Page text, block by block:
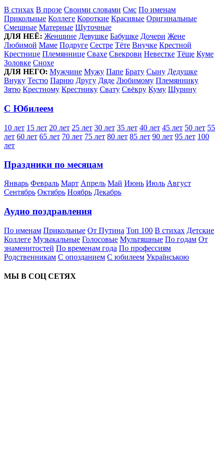
В стихах В прозе Своими словами Смс По именам
Прикольные Коллеге Короткие Красивые Оригинальные
Смешные Матерные Шуточные
ДЛЯ НЕЁ: Женщине Девушке Бабушке Дочери Жене
Любимой Маме Подруге Сестре Тёте Внучке Крестной
Крестнице Племяннице Свахе Свекрови Невестке Тёще Куме
Золовке Снохе
ДЛЯ НЕГО: Мужчине Мужу Папе Брату Сыну Дедушке
Внуку Тестю Парню Другу Дяде Любимому Племяннику
Зятю Крестному Крестнику Свату Свёкру Куму Шурину
С Юбилеем
10 лет 15 лет 20 лет 25 лет 30 лет 35 лет 40 лет 45 лет 50 лет 55
лет 60 лет 65 лет 70 лет 75 лет 80 лет 85 лет 90 лет 95 лет 100
лет
Праздники по месяцам
Январь Февраль Март Апрель Май Июнь Июль Август
Сентябрь Октябрь Ноябрь Декабрь
Аудио поздравления
По именам Прикольные От Путина Топ 100 В стихах Детские
Коллеге Музыкальные Голосовые Мультяшные По годам От
знаменитостей По временам года По профессиям
Родственникам С опозданием С юбилеем Українською
МЫ В СОЦ СЕТЯХ